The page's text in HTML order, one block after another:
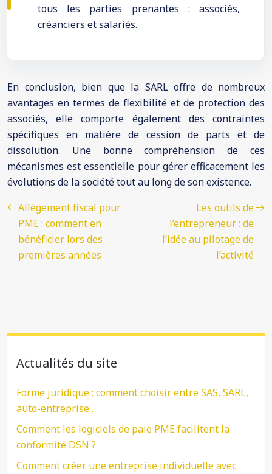
tous les parties prenantes : associés,
créanciers et salariés.
En conclusion, bien que la SARL offre de nombreux
avantages en termes de flexibilité et de protection des
associés, elle comporte également des contraintes
spécifiques en matière de cession de parts et de
dissolution. Une bonne compréhension de ces
mécanismes est essentielle pour gérer efficacement les
évolutions de la société tout au long de son existence.
Allègement fiscal pour
PME : comment en
bénéficier lors des
premières années
Les outils de
l’entrepreneur : de
l’idée au pilotage de
l’activité
Actualités du site
Forme juridique : comment choisir entre SAS, SARL,
auto-entreprise…
Comment les logiciels de paie PME facilitent la
conformité DSN ?
Comment créer une entreprise individuelle avec